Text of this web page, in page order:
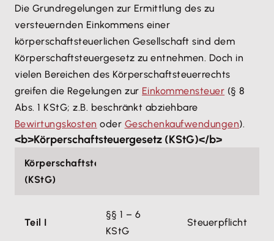
Die Grundregelungen zur Ermittlung des zu
versteuernden Einkommens einer
körperschaftsteuerlichen Gesellschaft sind dem
Körperschaftsteuergesetz zu entnehmen. Doch in
vielen Bereichen des Körperschaftsteuerrechts
greifen die Regelungen zur Einkommensteuer (§ 8
Abs. 1 KStG; z.B. beschränkt abziehbare
Bewirtungskosten oder Geschenkaufwendungen).
<b>Körperschaftsteuergesetz (KStG)</b>
Körperschaftsteuergesetz
(KStG)
Teil I
§§ 1 – 6
KStG
Steuerpflicht